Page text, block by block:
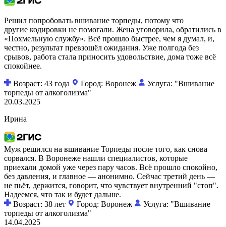
Решил попробовать вшивание торпеды, потому что
другие кодировки не помогали. Жена уговорила, обратились в
«Похмельную службу». Всё прошло быстрее, чем я думал, и,
честно, результат превзошёл ожидания. Уже полгода без
срывов, работа стала приносить удовольствие, дома тоже всё
спокойнее.
Возраст: 43 года Город: Воронеж
Услуга: "Вшивание
торпеды от алкоголизма"
20.03.2025
Ирина
Муж решился на вшивание Торпеды после того, как снова
сорвался. В Воронеже нашли специалистов, которые
приехали домой уже через пару часов. Всё прошло спокойно,
без давления, и главное — анонимно. Сейчас третий день —
не пьёт, держится, говорит, что чувствует внутренний "стоп".
Надеемся, что так и будет дальше.
Возраст: 38 лет
Город: Воронеж
Услуга: "Вшивание
торпеды от алкоголизма"
14.04.2025